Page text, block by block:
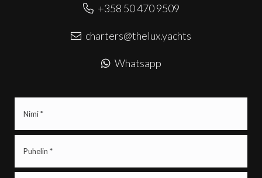
+358 50 470 9509
charters@thelux.yachts
Whatsapp
(Pakollinen)
(Pakollinen)